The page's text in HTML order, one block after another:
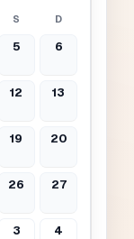
S D
5 6
12 13
19 20
26 27
3 4